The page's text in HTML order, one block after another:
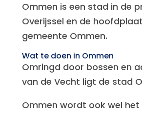
Ommen is een stad in de
Overijssel en de
gemeente Ommen.
Wat te doen in Ommen
Omringd door bossen en
van de Vecht ligt de stad
Ommen wordt ook wel het